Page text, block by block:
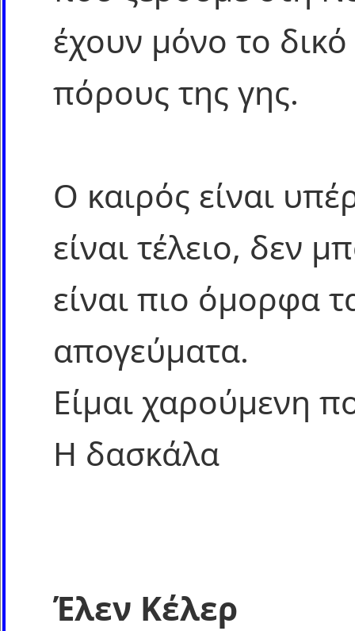
έχουν μόνο το
πόρους της γης.
Ο καιρός είναι
είναι τέλειο, δεν
είναι πιο όμορφα
απογεύματα.
Είμαι χαρούμενη
Η δασκάλα
Έλεν Κέλερ